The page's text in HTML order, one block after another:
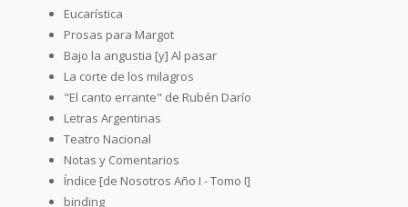
Eucarística
Prosas para Margot
Bajo la angustia [y] Al pasar
La corte de los milagros
"El canto errante" de Rubén Darío
Letras Argentinas
Teatro Nacional
Notas y Comentarios
Índice [de Nosotros Año I - Tomo I]
binding